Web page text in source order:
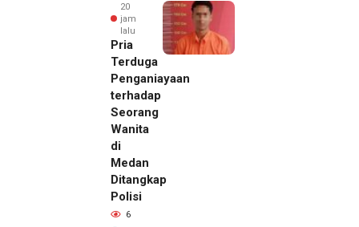
20
jam
lalu
Pria
Terduga
Penganiayaan
terhadap
Seorang
Wanita
di
Medan
Ditangkap
Polisi
6
19 jam lalu
Kepala
DPMPTSP
Deli
Serdang